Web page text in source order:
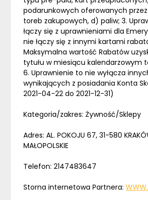
podarunkowych oferowanych przez
toreb zakupowych, d) paliw; 3.
łączy się z uprawnieniami dla
nie łączy się z innymi kartami
Maksymalna wartość Rabatów
tytułu w miesiącu kalendarzowym
6. Uprawnienie to nie wyłącza
wynikających z posiadania Konta
2021-04-22 do 2021-12-31)
Kategoria/zakres: Żywność/Sklepy
Adres: AL. POKOJU 67, 31-580
MAŁOPOLSKIE
Telefon: 2147483647
Storna internetowa Partnera: